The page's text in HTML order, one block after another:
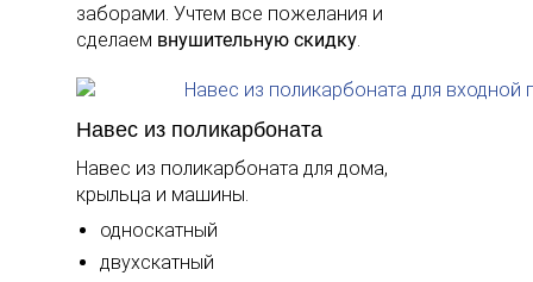
заборами. Учтем все пожелания и
сделаем внушительную скидку
Навес из поликарбоната
Навес из поликарбоната для дома,
крыльца и машины.
односкатный
двухскатный